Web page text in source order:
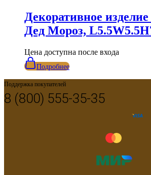
Декоративное
Дед Мороз,
Цена доступна после входа
Подробнее
Поддержка покупателей
8 (800) 555-35-35